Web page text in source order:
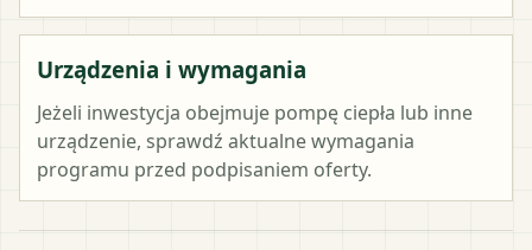
Urządzenia i wymagania
Jeżeli inwestycja obejmuje pompę ciepła lub inne
urządzenie, sprawdź aktualne wymagania
programu przed podpisaniem oferty.